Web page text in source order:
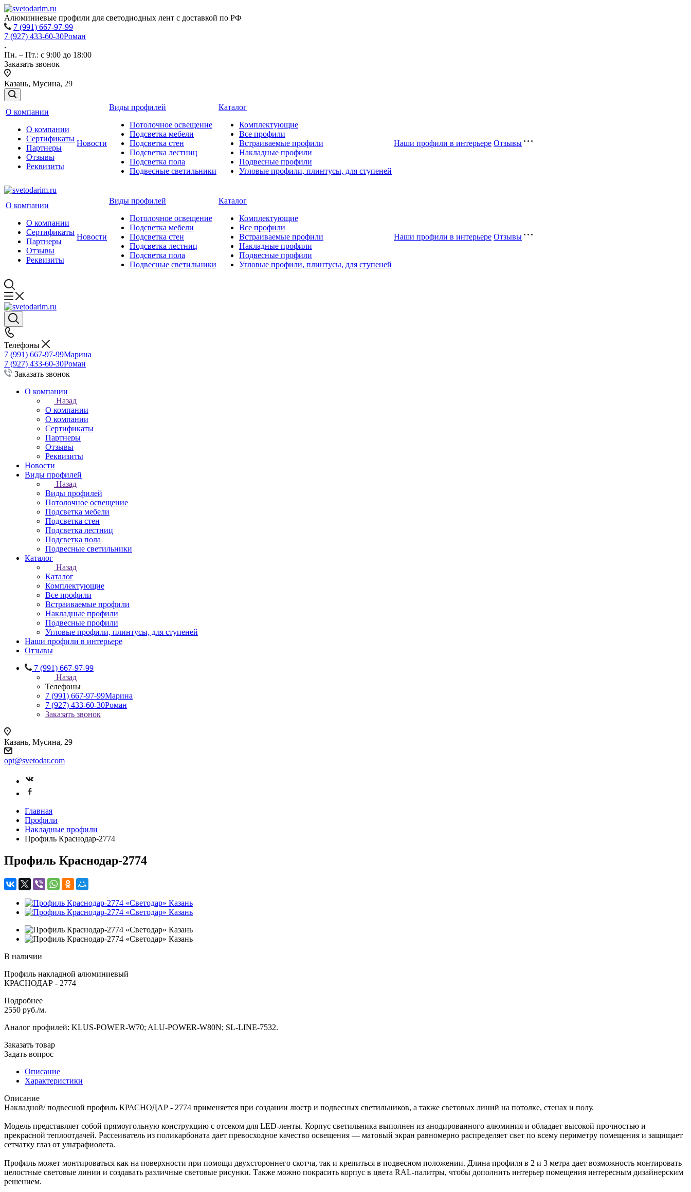
Алюминиевые профили для светодиодных лент с доставкой по РФ
7 (991) 667-97-99
7 (927) 433-60-30Роман
Пн. – Пт.: с 9:00 до 18:00
Заказать звонок
Казань, Мусина, 29
О компании
О компании
Сертификаты
Партнеры
Отзывы
Реквизиты
Новости
Виды профилей
Потолочное освещение
Подсветка мебели
Подсветка стен
Подсветка лестниц
Подсветка пола
Подвесные светильники
Каталог
Комплектующие
Все профили
Встраиваемые профили
Накладные профили
Подвесные профили
Угловые профили, плинтусы, для ступеней
Наши профили в интерьере Отзывы
О компании
О компании
Сертификаты
Партнеры
Отзывы
Реквизиты
Новости
Виды профилей
Потолочное освещение
Подсветка мебели
Подсветка стен
Подсветка лестниц
Подсветка пола
Подвесные светильники
Каталог
Комплектующие
Все профили
Встраиваемые профили
Накладные профили
Подвесные профили
Угловые профили, плинтусы, для ступеней
Наши профили в интерьере Отзывы
Телефоны
7 (991) 667-97-99Марина
7 (927) 433-60-30Роман
Заказать звонок
О компании
Назад
О компании
О компании
Сертификаты
Партнеры
Отзывы
Реквизиты
Новости
Виды профилей
Назад
Виды профилей
Потолочное освещение
Подсветка мебели
Подсветка стен
Подсветка лестниц
Подсветка пола
Подвесные светильники
Каталог
Назад
Каталог
Комплектующие
Все профили
Встраиваемые профили
Накладные профили
Подвесные профили
Угловые профили, плинтусы, для ступеней
Наши профили в интерьере
Отзывы
7 (991) 667-97-99
Назад
Телефоны
7 (991) 667-97-99Марина
7 (927) 433-60-30Роман
Заказать звонок
Казань, Мусина, 29
opt@svetodar.com
Главная
Профили
Накладные профили
Профиль Краснодар-2774
Профиль Краснодар-2774
В наличии
Профиль накладной алюминиевый
КРАСНОДАР - 2774
Подробнее
2550 руб./м.
Аналог профилей: KLUS-POWER-W70; ALU-POWER-W80N; SL-LINE-7532.
Заказать товар
Задать вопрос
Описание
Характеристики
Описание
Накладной/ подвесной профиль КРАСНОДАР - 2774 применяется при создании люстр и подвесных светильников, а также световых линий на потолке, стенах и полу.
Модель представляет собой прямоугольную конструкцию с отсеком для LED-ленты. Корпус светильника выполнен из анодированного алюминия и обладает высокой прочностью и
прекрасной теплоотдачей. Рассеиватель из поликарбоната дает превосходное качество освещения — матовый экран равномерно распределяет свет по всему периметру помещения и защищает
сетчатку глаз от ультрафиолета.
Профиль может монтироваться как на поверхности при помощи двухстороннего скотча, так и крепиться в подвесном положении. Длина профиля в 2 и 3 метра дает возможность монтировать
целостные световые линии и создавать различные световые рисунки. Также можно покрасить корпус в цвета RAL-палитры, чтобы дополнить интерьер помещения интересным дизайнерским
решением.